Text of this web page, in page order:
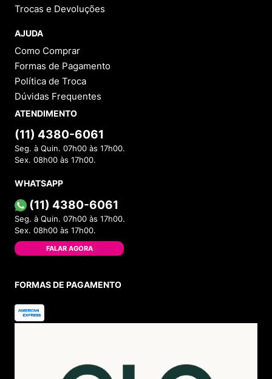
Trocas e Devoluções
AJUDA
Como Comprar
Formas de Pagamento
Política de Troca
Dúvidas Frequentes
ATENDIMENTO
(11) 4380-6061
Seg. à Quin. 07h00 às 17h00.
Sex. 08h00 às 17h00.
WHATSAPP
(11) 4380-6061
Seg. à Quin. 07h00 às 17h00.
Sex. 08h00 às 17h00.
FALAR AGORA
FORMAS DE PAGAMENTO